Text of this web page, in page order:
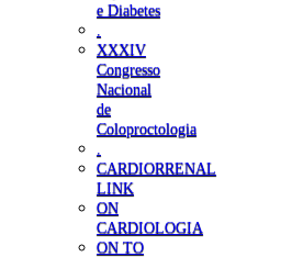
e Diabetes
XXXIV
Congresso
Nacional
de
Coloproctologia
CARDIORRENAL
LINK
ON
CARDIOLOGIA
ON TO